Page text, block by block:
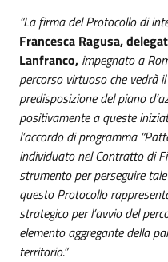
“La firma del Protocollo di
Francesca Ragusa,
Lanfranco, impegnato a
percorso virtuoso che vedrà
predisposizione del piano
positivamente a queste
l’accordo di programma
individuato nel Contratto di
strumento per perseguire
questo Protocollo
strategico per l’avvio del
elemento aggregante della
territorio.”